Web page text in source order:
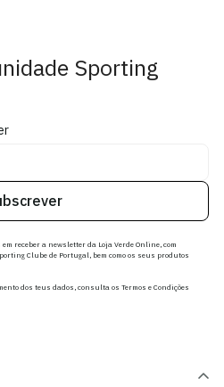
Sporting
receber a newsletter da Loja Verde Online, com
Clube de Portugal, bem como os seus produtos
dos teus dados, consulta os Termos e Condições